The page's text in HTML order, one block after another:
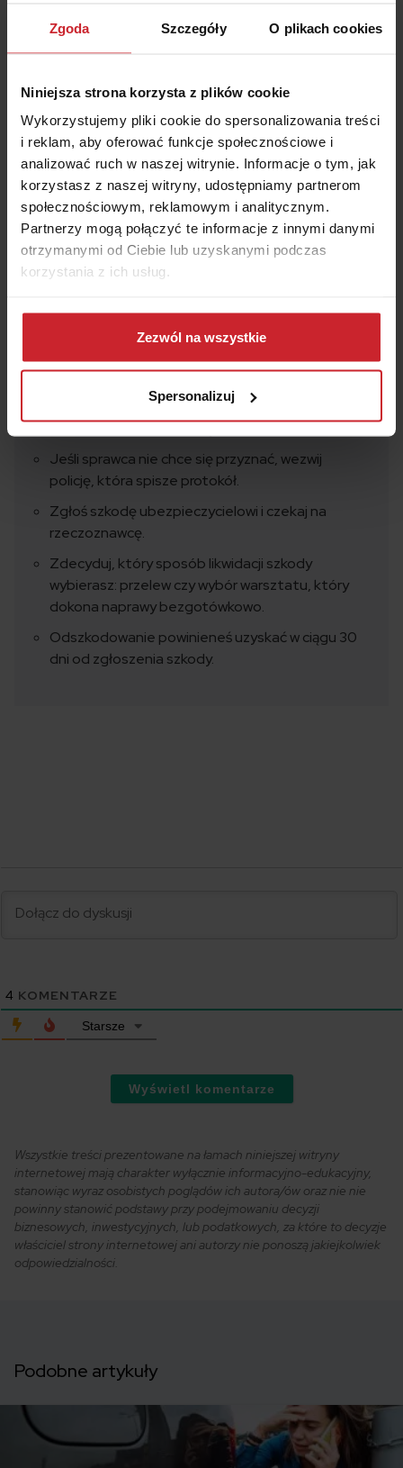
Zgoda Szczegóły O plikach cookies
Niniejsza strona korzysta z plików cookie
Wykorzystujemy pliki cookie do spersonalizowania treści
i reklam, aby oferować funkcje społecznościowe i
analizować ruch w naszej witrynie. Informacje o tym, jak
korzystasz z naszej witryny, udostępniamy partnerom
społecznościowym, reklamowym i analitycznym.
Partnerzy mogą połączyć te informacje z innymi danymi
otrzymanymi od Ciebie lub uzyskanymi podczas
korzystania z ich usług.
Dowiedz się więcej na temat tego, kim jesteśmy, jak
można się z nami skontaktować i w jaki sposób
przetwarzamy dane osobowe w ramachPolityki
Zezwól na wszystkie
Spersonalizuj
Aviva i Allianz łączą się pod wspólną nazwą –
Allianz. Grupa Allianz to jeden z wiodących
klientów w ponad 70 krajach. Co to oznacza dla
klientów? Twoje ubezpieczenie jest nadal ważne,
a wszystkie podpisane umowy obowiązują jak
dotychczas!
Podsumowanie
Odszkodowanie z OC dotyczy kolizji. Aby
miejscu wypadku sporządź dokument, w którym
sprawca kolizji przyzna się do winy.
Jeśli sprawca nie chce się przyznać, wezwij
policję, która spisze protokół.
Zgłoś szkodę ubezpieczycielowi i czekaj na
rzeczoznawcę.
Zdecyduj, który sposób likwidacji szkody
wybierasz: przelew czy wybór warsztatu, który
dokona naprawy bezgotówkowo.
Odszkodowanie powinieneś uzyskać w ciągu 30
dni od zgłoszenia szkody.
4 KOMENTARZE
Starsze
Wyświetl komentarze
Wszystkie treści prezentowane na łamach niniejszej witryny
internetowej mają charakter wyłącznie informacyjno-edukacyjny,
stanowiąc wyraz osobistych poglądów ich autora/ów oraz nie nie
powinny stanowić podstawy przy podejmowaniu decyzji
biznesowych, inwestycyjnych, lub podatkowych, za które to decyzje
właściciel strony internetowej ani autorzy nie ponoszą jakiejkolwiek
odpowiedzialności.
Podobne artykuły